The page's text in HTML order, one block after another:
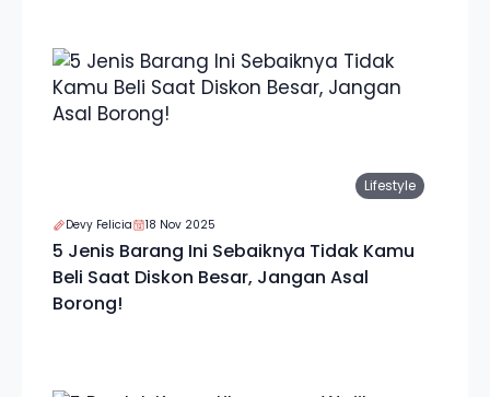
Lifestyle
Devy Felicia 18 Nov 2025
5 Jenis Barang Ini Sebaiknya Tidak Kamu
Beli Saat Diskon Besar, Jangan Asal
Borong!